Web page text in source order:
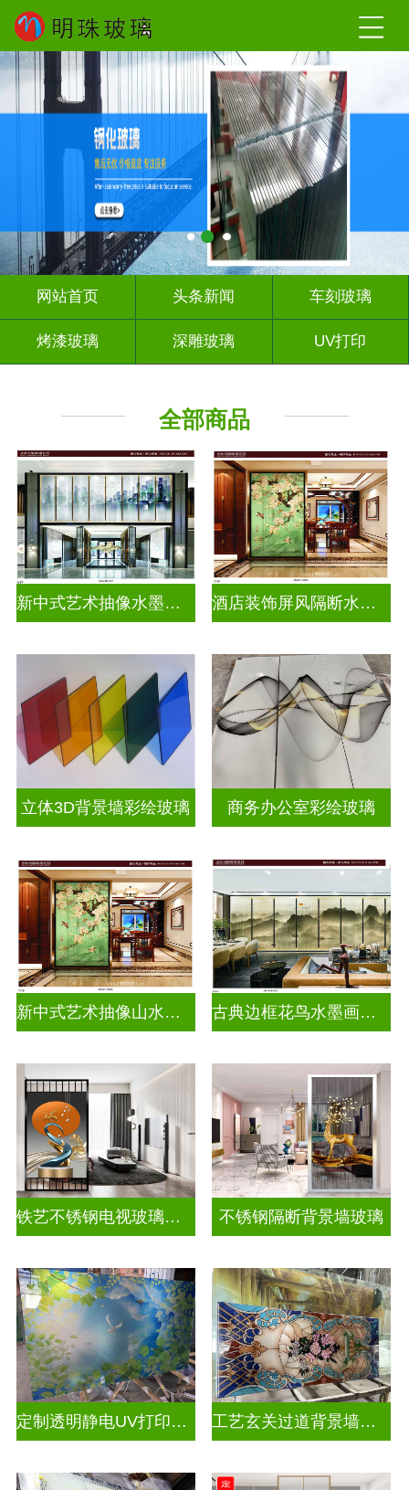
网站首页 头条新闻 车刻玻璃
烤漆玻璃 深雕玻璃 UV打印
全部商品
新中式艺术抽像水墨画玻璃 酒店装饰屏风隔断水墨山水画玻璃
立体3D背景墙彩绘玻璃 商务办公室彩绘玻璃
新中式艺术抽像山水画玻璃 古典边框花鸟水墨画玻璃
铁艺不锈钢电视玻璃背景墙 不锈钢隔断背景墙玻璃
定制透明静电UV打印加工 工艺玄关过道背景墙画uv打印玻璃